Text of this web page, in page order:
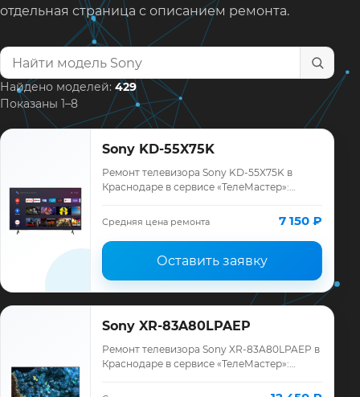
отдельная страница с описанием ремонта.
Найти модель телевизора
Найдено моделей: 429
Показаны 1–8
Sony KD-55X75K
Ремонт телевизора Sony KD-55X75K в
Краснодаре в сервисе «ТелеМастер»:
ремонта, запчасти и гарантия до 12
месяцев.
Средняя цена ремонта 7 150 ₽
Оставить заявку
Sony XR-83A80LPAEP
Ремонт телевизора Sony XR-83A80LPAEP в
Краснодаре в сервисе «ТелеМастер»:
ремонта, запчасти и гарантия до 12